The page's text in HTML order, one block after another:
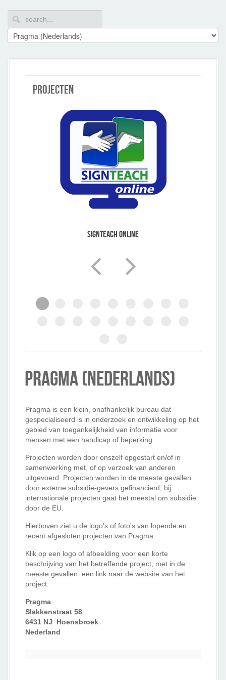
Projecten
SignTeach Online
Pragma (Nederlands)
Pragma is een klein, onafhankelijk bureau dat
gespecialiseerd is in onderzoek en ontwikkeling op het
gebied van toegankelijkheid van informatie voor
mensen met een handicap of beperking.
Projecten worden door onszelf opgestart en/of in
samenwerking met, of op verzoek van anderen
uitgevoerd. Projecten worden in de meeste gevallen
door externe subsidie-gevers gefinancierd; bij
internationale projecten gaat het meestal om subsidie
door de EU.
Hierboven ziet u de logo's of foto's van lopende en
recent afgesloten projecten van Pragma.
Klik op een logo of afbeelding voor een korte
beschrijving van het betreffende project, met in de
meeste gevallen: een link naar de website van het
project.
Pragma
Slakkenstraat 58
6431 NJ Hoensbroek
Nederland